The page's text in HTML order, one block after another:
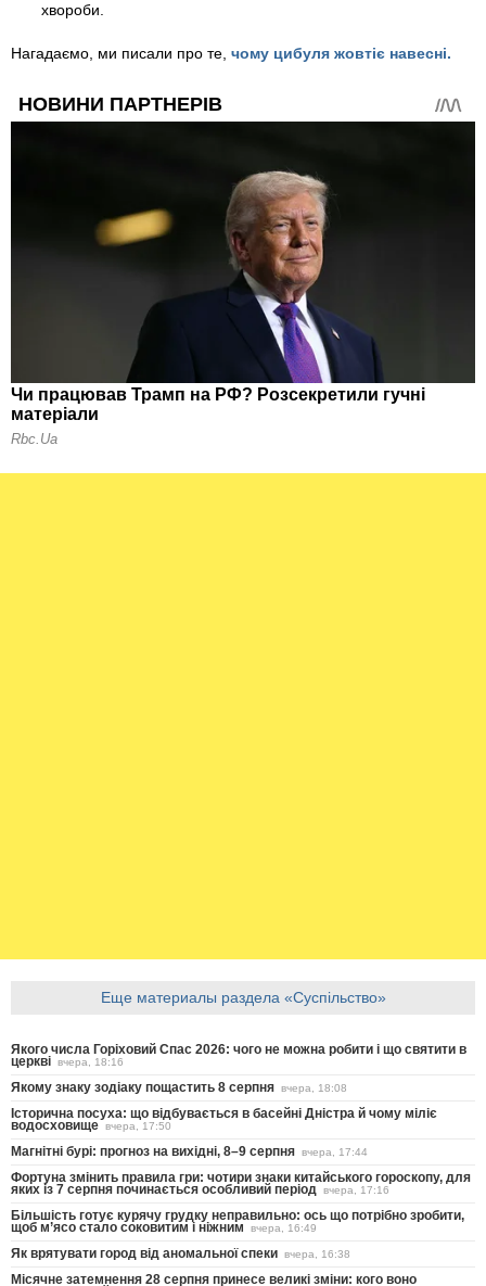
хвороби.
Нагадаємо, ми писали про те, чому цибуля жовтіє навесні.
Еще материалы раздела «Суспільство»
Якого числа Горіховий Спас 2026: чого не можна робити і що святити в
церкві вчера, 18:16
Якому знаку зодіаку пощастить 8 серпня вчера, 18:08
Історична посуха: що відбувається в басейні Дністра й чому міліє
водосховище вчера, 17:50
Магнітні бурі: прогноз на вихідні, 8–9 серпня вчера, 17:44
Фортуна змінить правила гри: чотири знаки китайського гороскопу, для
яких із 7 серпня починається особливий період вчера, 17:16
Більшість готує курячу грудку неправильно: ось що потрібно зробити,
щоб м’ясо стало соковитим і ніжним вчера, 16:49
Як врятувати город від аномальної спеки вчера, 16:38
Місячне затемнення 28 серпня принесе великі зміни: кого воно